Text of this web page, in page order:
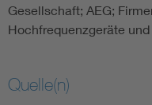
Gesellschaft; AEG;
Hochfrequenzgeräte
Quelle(n)